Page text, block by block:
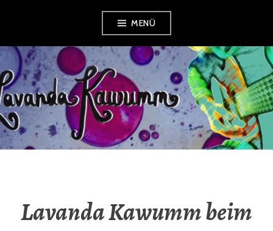
springen
MENÜ
LAVANDA
KAWUMM
Lavanda Kawumm beim